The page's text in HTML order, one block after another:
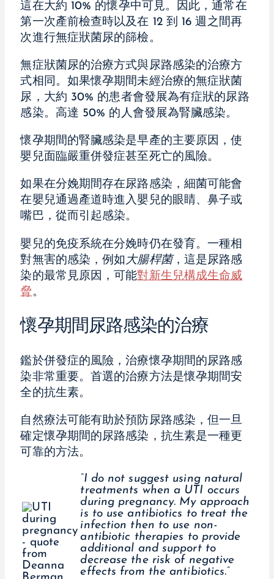
這在大約 10% 的懷孕中可見。因此，通常在
第一次產前檢查時以及在 12 到 16 週之間再
次進行無症狀菌尿的篩檢。
無症狀菌尿的治療方式與尿路感染的治療方
式相同。如果懷孕期間未經治療的無症狀菌
尿，大約 30% 的患者會發展為有症狀的尿路
感染。高達 50% 的人會發展為腎臟感染。
懷孕期間的腎臟感染是早產的主要原因，使
嬰兒面臨嚴重併發症甚至死亡的風險。
如果在分娩期間存在尿路感染，細菌可能會
在嬰兒通過產道時進入嬰兒的眼睛、鼻子或
嘴巴，從而引起感染。
嬰兒的免疫系統在分娩時仍在發育。一種相
對無害的感染，例如 大腸桿菌，這是尿路感
染的最常見原因，可能對新生兒構成生命威
脅 。
懷孕期間尿路感染的治療
鑑於併發症的風險，治療懷孕期間的尿路感
染非常重要。首選的治療方法是懷孕期間安
全的抗生素。
自然療法可能有助於預防尿路感染，但一旦
確定懷孕期間的尿路感染，抗生素是一種更
可靠的方法。
“I do not suggest using natural
treatments when a UTI occurs
during pregnancy. My approach
is to use antibiotics to treat the
infection then to use non-
antibiotic therapies to provide
additional and support to
decrease the risk of negative
effects from the antibiotics.”